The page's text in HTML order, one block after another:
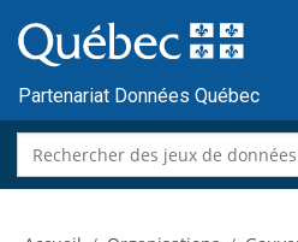
au
contenu
Partenariat Données Québec